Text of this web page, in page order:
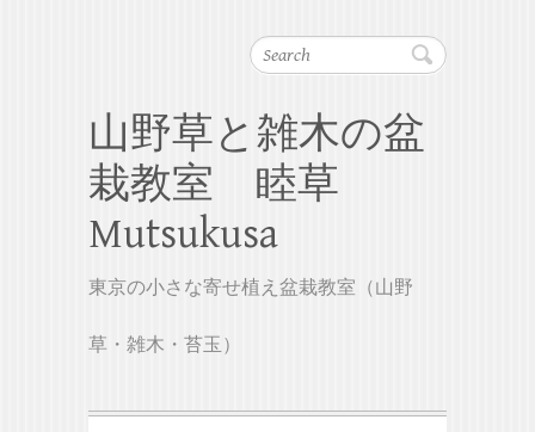
Search
山野草と雑木の盆
栽教室 睦草
Mutsukusa
東京の小さな寄せ植え盆栽教室（山野
草・雑木・苔玉）